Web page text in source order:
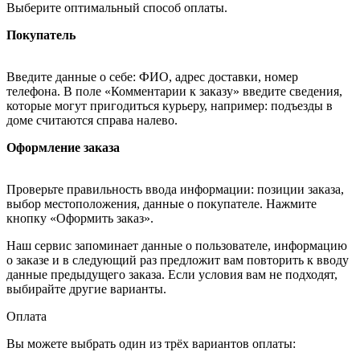
Выберите оптимальный способ оплаты.
Покупатель
Введите данные о себе: ФИО, адрес доставки, номер
телефона. В поле «Комментарии к заказу» введите сведения,
которые могут пригодиться курьеру, например: подъезды в
доме считаются справа налево.
Оформление заказа
Проверьте правильность ввода информации: позиции заказа,
выбор местоположения, данные о покупателе. Нажмите
кнопку «Оформить заказ».
Наш сервис запоминает данные о пользователе, информацию
о заказе и в следующий раз предложит вам повторить к вводу
данные предыдущего заказа. Если условия вам не подходят,
выбирайте другие варианты.
Оплата
Вы можете выбрать один из трёх вариантов оплаты: